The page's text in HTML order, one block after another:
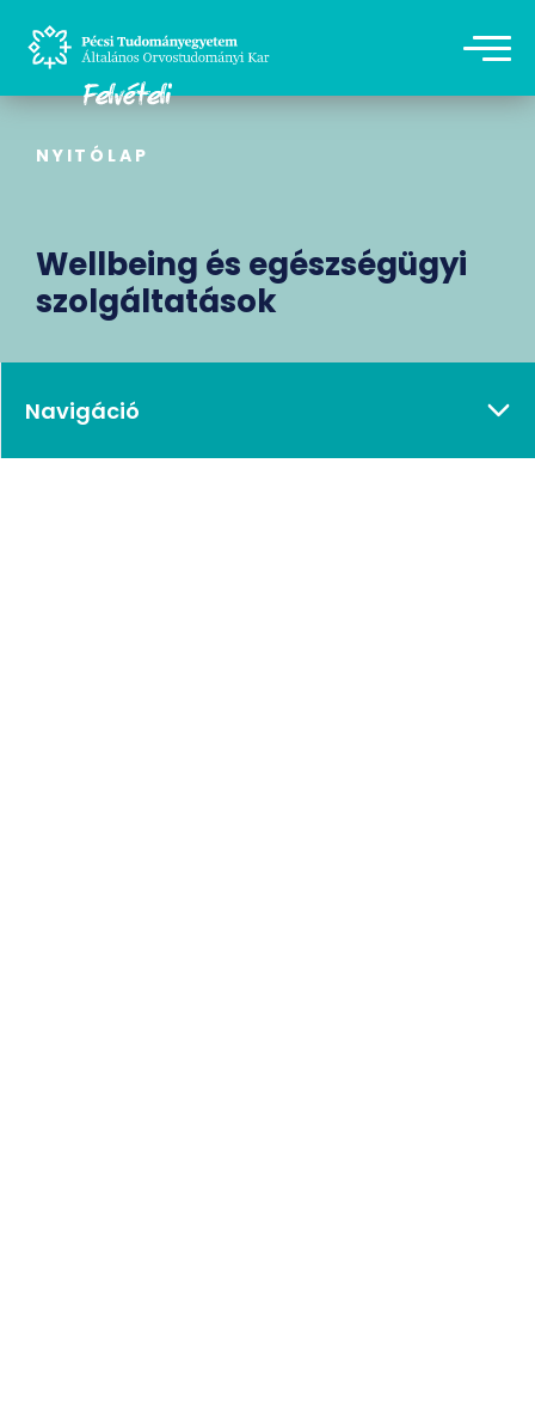
NYITÓLAP
Wellbeing és egészségügyi
szolgáltatások
Navigáció